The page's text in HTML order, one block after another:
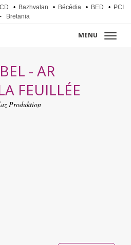
• Bazhvalan • Bécédia • BED •
PCI
-
Bretania
MENU
- AR
FEUILLÉE
Produktion